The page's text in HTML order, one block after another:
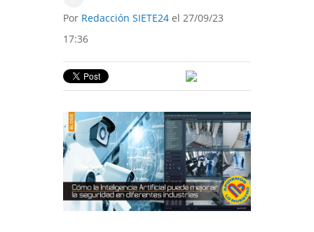
Por Redacción SIETE24 el 27/09/23
17:36